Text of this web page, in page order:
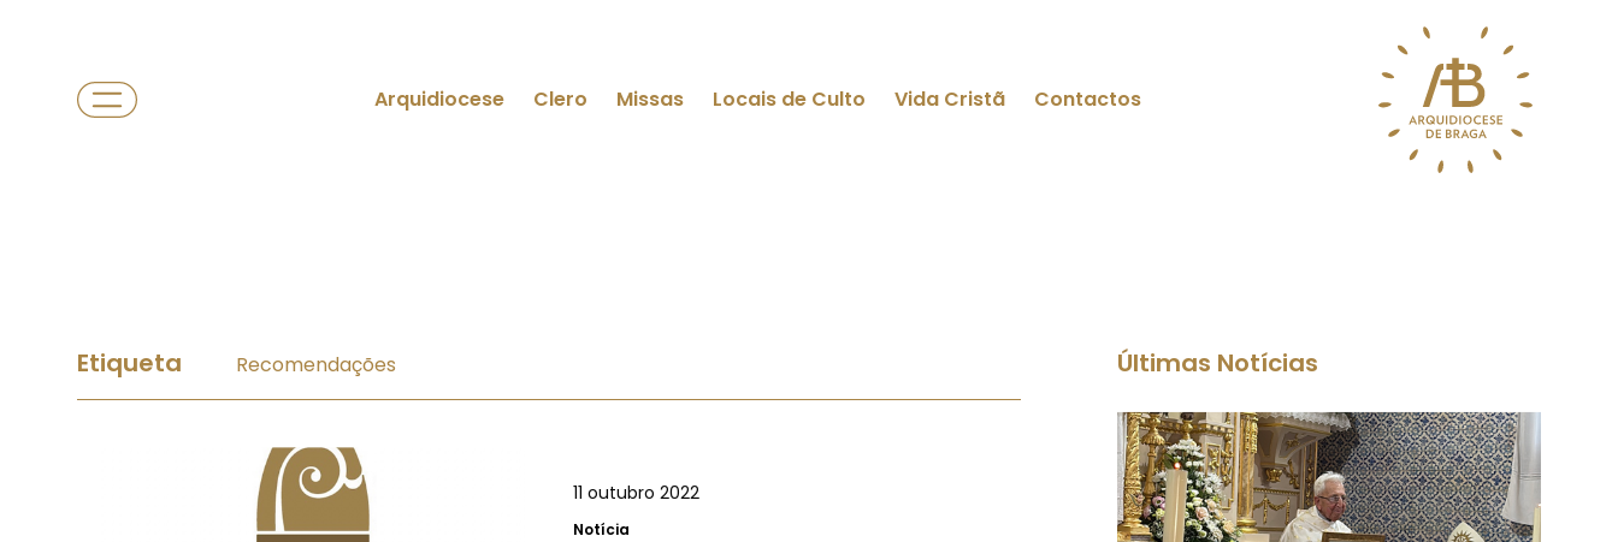
Arquidiocese Clero Missas Locais de Culto Vida Cristã Contactos
Etiqueta Recomendações
11 outubro 2022
Notícia
Últimas Notícias